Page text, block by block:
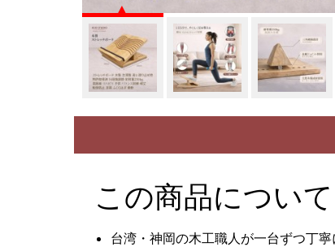
この商品について
台湾・神岡の木工職人が一台ずつ丁